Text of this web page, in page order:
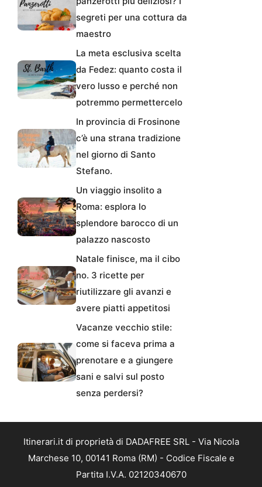
segreti per una cottura da
maestro
La meta esclusiva scelta
da Fedez: quanto costa il
vero lusso e perché non
potremmo permettercelo
In provincia di Frosinone
c’è una strana tradizione
nel giorno di Santo
Stefano.
Un viaggio insolito a
Roma: esplora lo
splendore barocco di un
palazzo nascosto
Natale finisce, ma il cibo
no. 3 ricette per
riutilizzare gli avanzi e
avere piatti appetitosi
Vacanze vecchio stile:
come si faceva prima a
prenotare e a giungere
sani e salvi sul posto
senza perdersi?
Itinerari.it di proprietà di DADAFREE SRL - Via Nicola
Marchese 10, 00141 Roma (RM) - Codice Fiscale e
Partita I.V.A. 02120340670